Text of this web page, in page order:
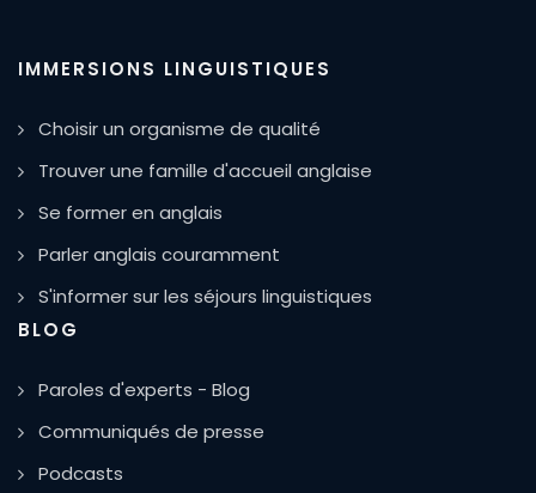
IMMERSIONS LINGUISTIQUES
Choisir un organisme de qualité
Trouver une famille d'accueil anglaise
Se former en anglais
Parler anglais couramment
S'informer sur les séjours linguistiques
BLOG
Paroles d'experts - Blog
Communiqués de presse
Podcasts